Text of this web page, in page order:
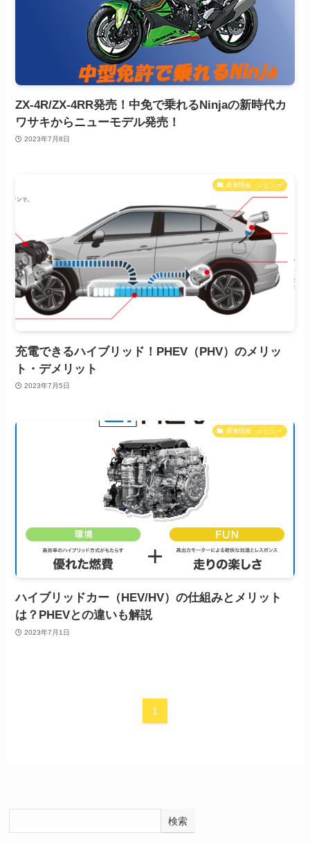
ZX-4R/ZX-4RR発売！中免で乗れるNinjaの新時代カ
ワサキからニューモデル発売！
2023年7月8日
新車情報・レビュー
充電できるハイブリッド！PHEV（PHV）のメリッ
ト・デメリット
2023年7月5日
新車情報・レビュー
ハイブリッドカー（HEV/HV）の仕組みとメリット
は？PHEVとの違いも解説
2023年7月1日
1
検索